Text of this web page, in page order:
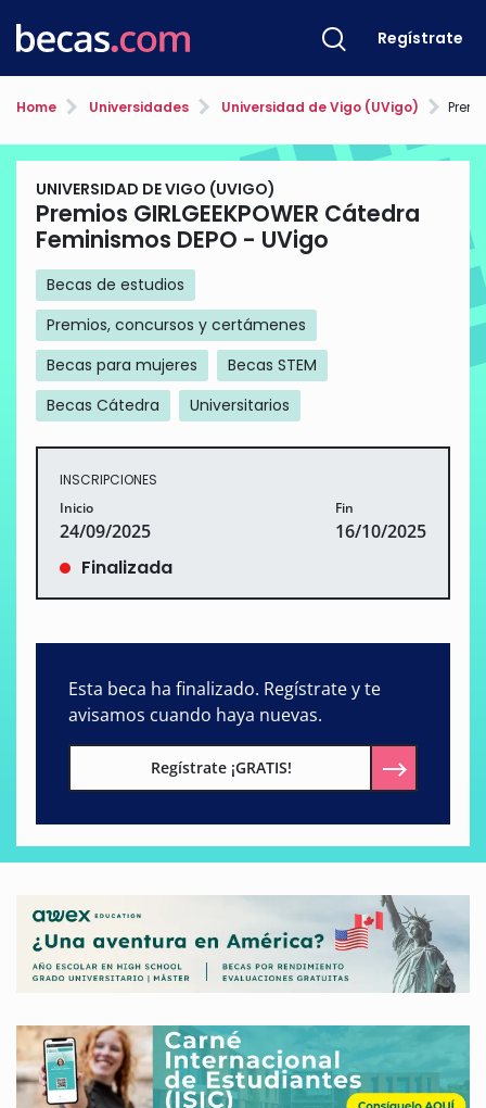
Regístrate
Home Universidades Universidad de Vigo (UVigo) Premios
UNIVERSIDAD DE VIGO (UVIGO)
Premios GIRLGEEKPOWER Cátedra
Feminismos DEPO - UVigo
Becas de estudios
Premios, concursos y certámenes
Becas para mujeres
Becas STEM
Becas Cátedra
Universitarios
INSCRIPCIONES
Inicio
24/09/2025
Fin
16/10/2025
Finalizada
Esta beca ha finalizado. Regístrate y te
avisamos cuando haya nuevas.
Regístrate ¡GRATIS!